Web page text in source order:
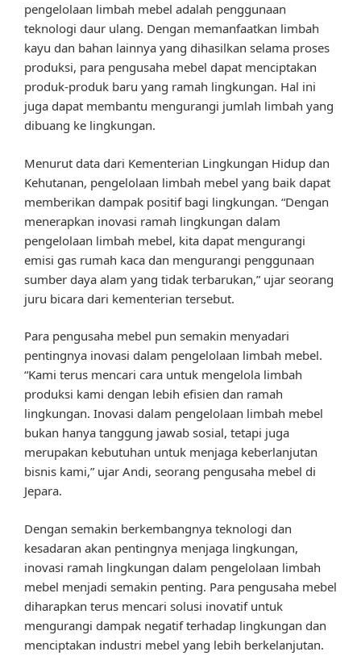
pengelolaan limbah mebel adalah penggunaan
teknologi daur ulang. Dengan memanfaatkan limbah
kayu dan bahan lainnya yang dihasilkan selama proses
produksi, para pengusaha mebel dapat menciptakan
produk-produk baru yang ramah lingkungan. Hal ini
juga dapat membantu mengurangi jumlah limbah yang
dibuang ke lingkungan.
Menurut data dari Kementerian Lingkungan Hidup dan
Kehutanan, pengelolaan limbah mebel yang baik dapat
memberikan dampak positif bagi lingkungan. “Dengan
menerapkan inovasi ramah lingkungan dalam
pengelolaan limbah mebel, kita dapat mengurangi
emisi gas rumah kaca dan mengurangi penggunaan
sumber daya alam yang tidak terbarukan,” ujar seorang
juru bicara dari kementerian tersebut.
Para pengusaha mebel pun semakin menyadari
pentingnya inovasi dalam pengelolaan limbah mebel.
“Kami terus mencari cara untuk mengelola limbah
produksi kami dengan lebih efisien dan ramah
lingkungan. Inovasi dalam pengelolaan limbah mebel
bukan hanya tanggung jawab sosial, tetapi juga
merupakan kebutuhan untuk menjaga keberlanjutan
bisnis kami,” ujar Andi, seorang pengusaha mebel di
Jepara.
Dengan semakin berkembangnya teknologi dan
kesadaran akan pentingnya menjaga lingkungan,
inovasi ramah lingkungan dalam pengelolaan limbah
mebel menjadi semakin penting. Para pengusaha mebel
diharapkan terus mencari solusi inovatif untuk
mengurangi dampak negatif terhadap lingkungan dan
menciptakan industri mebel yang lebih berkelanjutan.